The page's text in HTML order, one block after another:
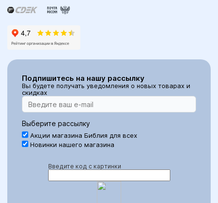
Подпишитесь на нашу рассылку
Вы будете получать уведомления о новых товарах и
скидках
Выберите рассылку
Акции магазина Библия для всех
Новинки нашего магазина
Введите код с картинки